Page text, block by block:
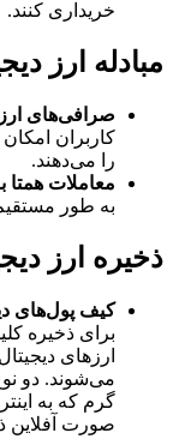
خریداری کنند.
مبادله ارز
صرافی‌های ارز
کاربران
را می‌دهند.
معاملات همتا
به طور مستقیم
ذخیره ارز
کیف پول‌های
برای ذخیره
ارزهای
می‌شوند. دو
گرم که به
صورت آفلاین